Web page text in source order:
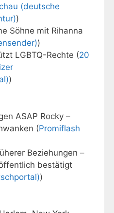
(deutsche
)
Söhne mit Rihanna
)
LGBTQ-Rechte (20
)
ASAP Rocky –
(Promiflash
Beziehungen –
bestätigt
)